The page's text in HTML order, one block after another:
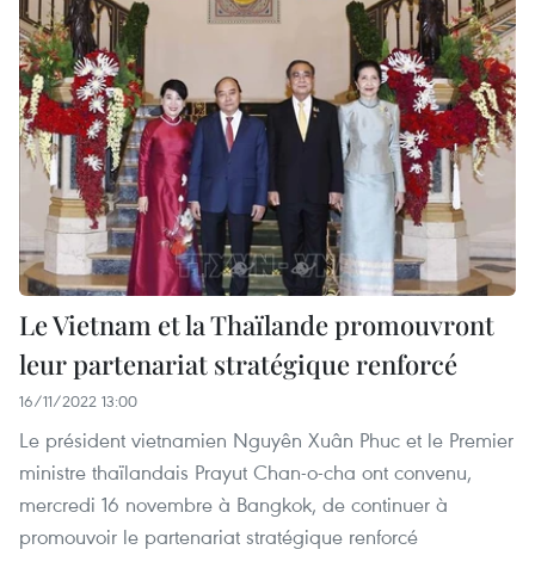
Le Vietnam et la Thaïlande promouvront
leur partenariat stratégique renforcé
16/11/2022 13:00
Le président vietnamien Nguyên Xuân Phuc et le Premier
ministre thaïlandais Prayut Chan-o-cha ont convenu,
mercredi 16 novembre à Bangkok, de continuer à
promouvoir le partenariat stratégique renforcé